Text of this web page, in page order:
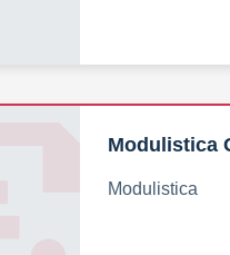
Modulistica
Modulistica